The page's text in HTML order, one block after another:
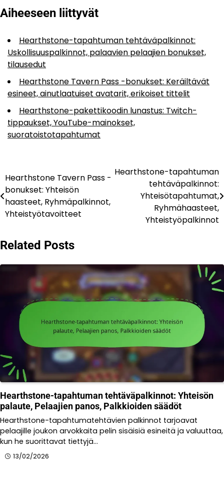
Aiheeseen liittyvät
Hearthstone-tapahtuman tehtäväpalkinnot:
Uskollisuuspalkinnot, palaavien pelaajien bonukset,
tilausedut
Hearthstone Tavern Pass -bonukset: Keräiltävät
esineet, ainutlaatuiset avatarit, erikoiset tittelit
Hearthstone-pakettikoodin lunastus: Twitch-
tippaukset, YouTube-mainokset,
suoratoistotapahtumat
Post
navigation
Hearthstone Tavern Pass -
bonukset: Yhteisön
haasteet, Ryhmäpalkinnot,
Yhteistyötavoitteet
Hearthstone-tapahtuman
tehtäväpalkinnot:
Yhteisötapahtumat,
Ryhmähaasteet,
Yhteistyöpalkinnot
Related Posts
Hearthstone-tapahtuman tehtäväpalkinnot: Yhteisön
palaute, Pelaajien panos, Palkkioiden säädöt
Hearthstone-tapahtumatehtävien palkinnot tarjoavat
pelaajille joukon arvokkaita pelin sisäisiä esineitä ja valuuttaa,
kun he suorittavat tiettyjä…
13/02/2026